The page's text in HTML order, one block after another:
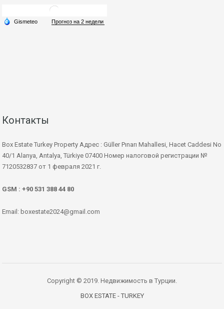
Контакты
Box Estate Turkey Property Адрес : Güller Pınarı Mahallesi, Hacet Caddesi No
40/1 Alanya, Antalya, Türkiye 07400 Номер налоговой регистрации №
7120532837 от 1 февраля 2021 г.
GSM : +90 531 388 44 80
Email: boxestate2024@gmail.com
Copyright © 2019. Недвижимость в Турции.
BOX ESTATE - TURKEY